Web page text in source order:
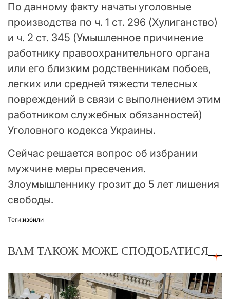
По данному факту начаты уголовные
производства по ч. 1 ст. 296 (Хулиганство)
и ч. 2 ст. 345 (Умышленное причинение
работнику правоохранительного органа
или его близким родственникам побоев,
легких или средней тяжести телесных
повреждений в связи с выполнением этим
работником служебных обязанностей)
Уголовного кодекса Украины.
Сейчас решается вопрос об избрании
мужчине меры пресечения.
Злоумышленнику грозит до 5 лет лишения
свободы.
Теґи:избили
ВАМ ТАКОЖ МОЖЕ СПОДОБАТИСЯ